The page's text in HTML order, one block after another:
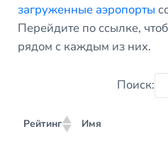
загруженные аэропорты
Перейдите по ссылке,
рядом с каждым из них.
Поиск:
Рейтинг Имя